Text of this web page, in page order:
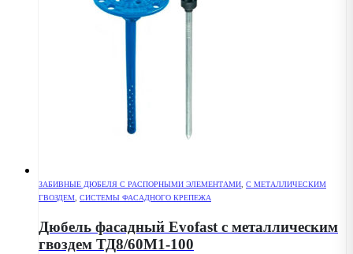
ЗАБИВНЫЕ ДЮБЕЛЯ С РАСПОРНЫМИ ЭЛЕМЕНТАМИ С МЕТАЛЛИЧЕСКИМ
ГВОЗДЕМ СИСТЕМЫ ФАСАДНОГО КРЕПЕЖА
Дюбель фасадный Evofast с металлическим
гвоздем ТД8/60М1-100